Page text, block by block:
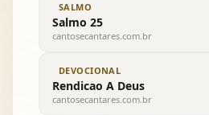
SALMO
Salmo 25
cantosecantares.com.br
DEVOCIONAL
Rendicao A Deus
cantosecantares.com.br